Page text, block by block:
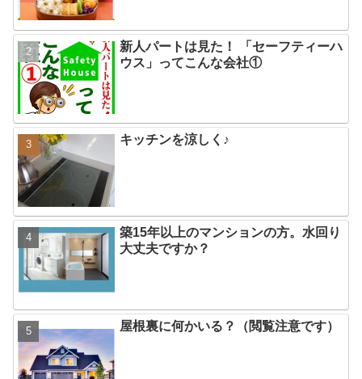
新人パートは見た！ 「セーフティーハ
ウス」ってこんな会社①
キッチンを涼しく♪
築15年以上のマンションの方。水回り
大丈夫ですか？
屋根裏に何かいる？（閲覧注意です）